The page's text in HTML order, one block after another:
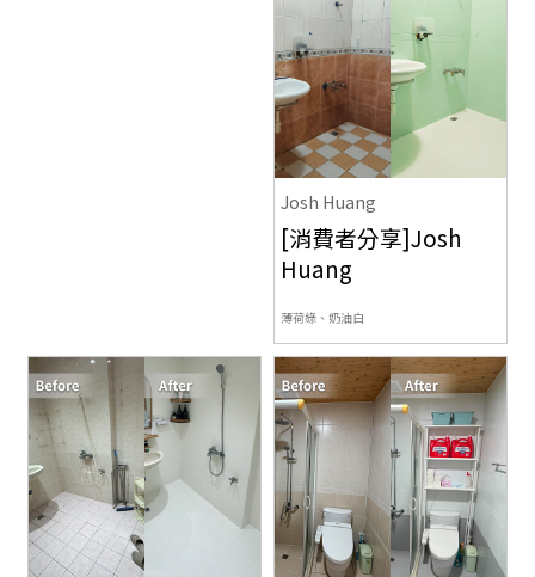
Josh Huang
[消費者分享]Josh
Huang
薄荷綠、奶油白